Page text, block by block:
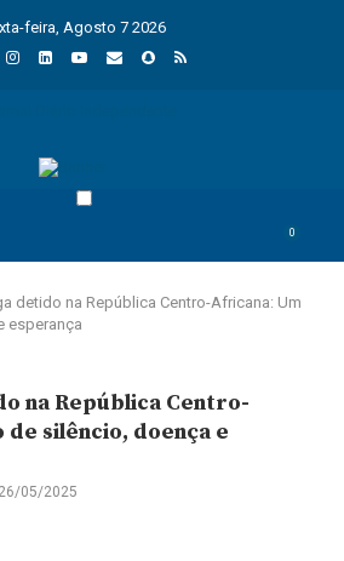
feira, Agosto 7 2026
0
detido na República Centro-Africana: Um
esperança
na República Centro-
de silêncio, doença e
26/05/2025